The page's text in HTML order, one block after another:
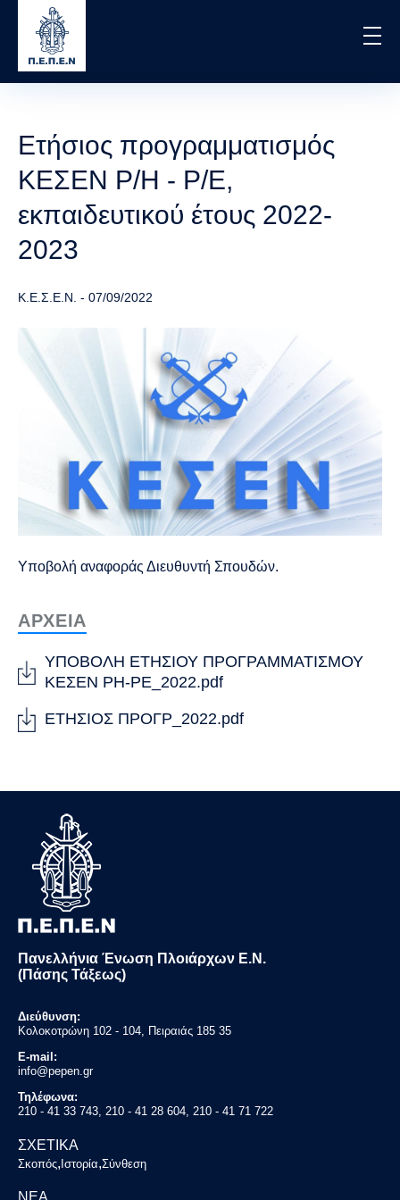
content
Ετήσιος προγραμματισμός
ΚΕΣΕΝ Ρ/Η - Ρ/Ε,
εκπαιδευτικού έτους 2022-
2023
Κ.Ε.Σ.Ε.Ν. - 07/09/2022
Υποβολή αναφοράς Διευθυντή Σπουδών.
ΑΡΧΕΙΑ
ΥΠΟΒΟΛΗ ΕΤΗΣΙΟΥ ΠΡΟΓΡΑΜΜΑΤΙΣΜΟΥ
ΚΕΣΕΝ ΡΗ-ΡΕ_2022.pdf
ΕΤΗΣΙΟΣ ΠΡΟΓΡ_2022.pdf
Πανελλήνια Ένωση Πλοιάρχων Ε.Ν.
(Πάσης Τάξεως)
Διεύθυνση:
Κολοκοτρώνη 102 - 104, Πειραιάς 185 35
E-mail:
info@pepen.gr
Τηλέφωνα:
210 - 41 33 743, 210 - 41 28 604, 210 - 41 71 722
ΣΧΕΤΙΚΑ
Σκοπός, Ιστορία,Σύνθεση